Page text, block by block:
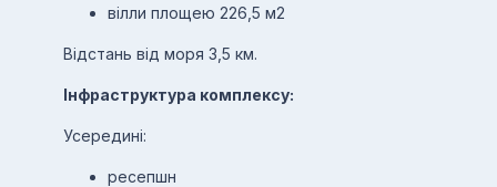
вілли площею 226,5 м2
Відстань від моря 3,5 км.
Інфраструктура комплексу:
Усередині:
ресепшн